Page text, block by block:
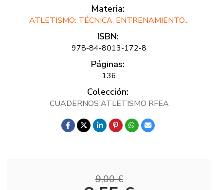
Materia:
ATLETISMO: TÉCNICA, ENTRENAMIENTO...
ISBN:
978-84-8013-172-8
Páginas:
136
Colección:
CUADERNOS ATLETISMO RFEA
9,00 €